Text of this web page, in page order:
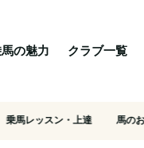
の魅力 クラブ一覧
乗馬レッスン・上達 馬の